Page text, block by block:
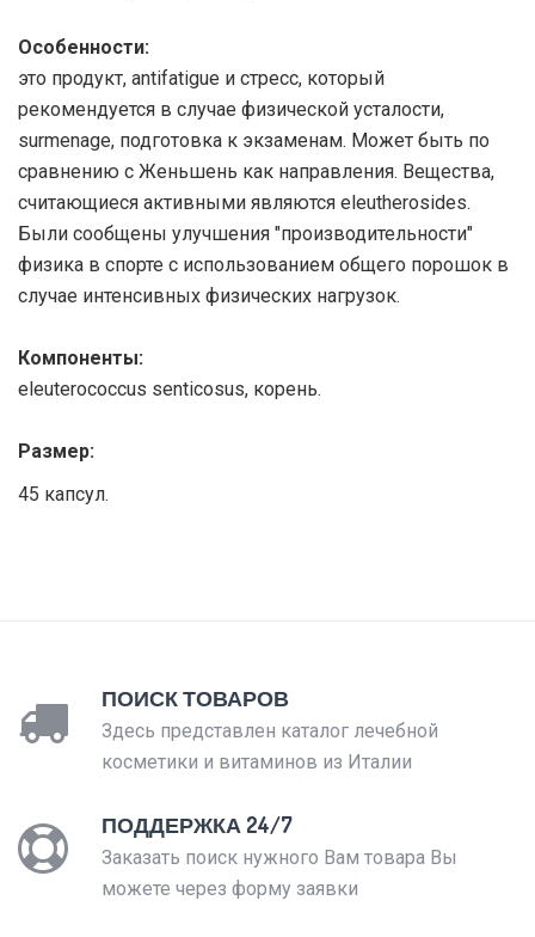
Особенности:
это продукт, antifatigue и стресс, который
рекомендуется в случае физической усталости,
surmenage, подготовка к экзаменам. Может быть по
сравнению с Женьшень как направления. Вещества,
считающиеся активными являются eleutherosides.
Были сообщены улучшения "производительности"
физика в спорте с использованием общего порошок в
случае интенсивных физических нагрузок.
Компоненты:
eleuterococcus senticosus, корень.
Размер:
45 капсул.
ПОИСК ТОВАРОВ
Здесь представлен каталог лечебной
косметики и витаминов из Италии
ПОДДЕРЖКА 24/7
Заказать поиск нужного Вам товара Вы
можете через форму заявки